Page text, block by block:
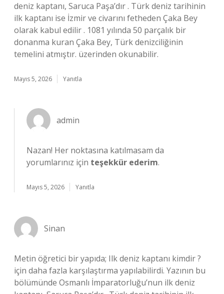
deniz kaptanı, Saruca Paşa’dır . Türk deniz tarihinin
ilk kaptanı ise İzmir ve civarını fetheden Çaka Bey
olarak kabul edilir . 1081 yılında 50 parçalık bir
donanma kuran Çaka Bey, Türk denizciliğinin
temelini atmıştır. üzerinden okunabilir.
Mayıs 5, 2026 Yanıtla
admin
Nazan! Her noktasına katılmasam da
yorumlarınız için teşekkür ederim.
Mayıs 5, 2026 Yanıtla
Sinan
Metin öğretici bir yapıda; Ilk deniz kaptanı kimdir ?
için daha fazla karşılaştırma yapılabilirdi. Yazının bu
bölümünde Osmanlı İmparatorluğu’nun ilk deniz